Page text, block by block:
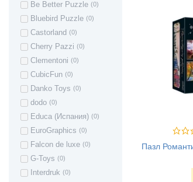
Be Better Puzzle (0)
Bluebird Puzzle (0)
Castorland (0)
Cherry Pazzi (0)
Clementoni (0)
CubicFun (0)
Danko Toys (0)
dodo (0)
Educa (Испания) (0)
EuroGraphics (0)
Falcon de luxe (0)
G-Toys (0)
Interdruk (0)
Пазл